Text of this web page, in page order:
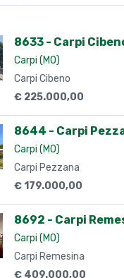
8633 - Carpi
Carpi (MO)
Carpi Cibeno
€ 225.000,00
8644 - Carpi
Carpi (MO)
Carpi Pezzana
€ 179.000,00
8692 - Carpi
Carpi (MO)
Carpi Remesina
€ 409.000,00